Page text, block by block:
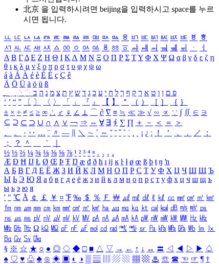
北京 을 입력하시려면 beijing을 입력하시고 space를 누르
시면 됩니다.
ㅥ ㅦ ㅧ ㅨ ㅩ ㅪ ㅫ ㅬ ㅭ ㅮ ㅯ ㅰ ㅱ ㅲ ㅳ ㅴ ㅵ ㅶ ㅷ ㅸ
ㅹ
ㅺ ㅻ ㅼ ㅽ ㅾ ㅿ ㆀ ㆁ ㆂ ㆃ ㆄ ㆅ ㆆ ㆇ ㆈ ㆉ ㆊ ㆋ ㆌ ㆍ
ㆎ
Α Β ΓΔ Ε Ζ Η Θ Ι ΚΛ Μ Ν Ξ Ο Π Ρ Σ ΤΥ Φ Χ Ψ Ω α β γ δ ε ζ η
θ ι κ λ μ ν ξ ο π ρ σ τ υ φ χ ψ ω
á à Á À é è É È ç Ç ê
Ä Ö Ü ä ö ü ß
ִֶֹ ֻּ ׁׂ פ ם ן ו ט א ר ק ף ך ל ח י ע כ ג ד ש ץ ת צ מ נ ה ב
‘ ’ “ ” 〔 〕 〈 〉 「 」 『 』 【 】 ＂ （ ） ［ ］ ｛ ｝
± × ÷ ≠ ≤ ≥ ∞ ∴ ♂ ♀ ∠ ⊥ ⌒ ∂ ∇ ≡ ≒ ≪ ≫ √ ∽ ∝ ∵ ∫ ∬ ∈ ∋
⊆ ⊇ ⊂ ⊃ ∪ ∩ ∧ ∨ ￢ ⇒ ⇔ ∀ ∃ ∮ ∑ ∏ ＋ － ＜ ＝
＞
、
。 · ‥ … ¨ 〃 ― ＼ ∼ ´ ～ ˇ ˘ ˝ ˚ ˙ ¸ ¡ ¿ ː ！ ＇ ， ． ／
：
；
？ ＾ ｀
½ ⅓ ⅔ ¼ ¾ ⅛ ⅜ ⅝ ⅞ ¹ ² ³ ⁴ ⁿ ₁ ₂ ₃ ₄
Æ Ð Ħ Ĳ Ł Ø Œ Þ Ŧ Ŋ æ đ ð ħ ı ĳ ĸ ŀ ł ø œ ß þ ŧ ŋ ŉ
А Б В Г Д Е Ё Ж З И Й К Л М Н О П Р С Т У Ф Х Ц Ч Ш Щ Ъ
Ы Ь Э Ю Я а б в г д е ё ж з и й к л м н о п р с т у ф х ц ч ш щ ъ
ы ь э ю я
′ ″ ℃ Å ￠ ￡ ￥ ¤ ℉ ‰ ＄ ％ Ｆ ￦ ㎕ ㎖ ㎗ ℓ ㎘ ㏄ ㎣ ㎤ ㎥ ㎦
㎙ ㎚ ㎛ ㎜ ㎝ ㎞ ㎟ ㎠ ㎡ ㎢ ㏊ ㎍ ㎎ ㎏ ㏏ ㎈ ㎉ ㏈ ㎧ ㎨ ㎰
㎱ ㎲ ㎳ ㎴ ㎵ ㎶ ㎷ ㎸ ㎹ ㎀ ㎁ ㎂ ㎃ ㎄ ㎺ ㎻ ㎽ ㎾ ㎿ ㎐ ㎑
㎒ ㎓ ㎔ Ω ㏀ ㏁ ㎊ ㎋ ㎌ ㏖ ㏅ ㎭ ㎮ ㎯ ㏛ ㎩ ㎪ ㎫ ㎬ ㏝ ㏐
㏓
㏃ ㏉ ㏜ ㏆
§ ※ ☆ ★ ○ ● ◎ ◇ ◆ □ ■ △ ▽ → ← ↑ ↓ ↔ 〓 ◁ ◀ ▷ ▶ ♤
♠ ♡ ♥ ♧ ♣ ⊙ ◈ ▣ ◐ ◑ ▒ ▤ ▨ ▧ ▦ ▩ ♨ ☏ ☎ ☜ ☞ ¶ †